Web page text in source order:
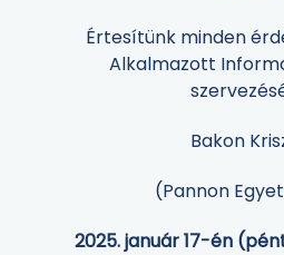
Értesítünk minden
Alkalmazott
Bakon
(Pannon
2025. január 17-én